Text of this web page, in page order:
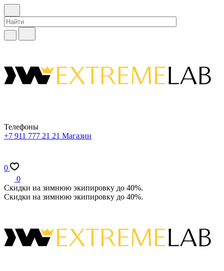
Телефоны
+7 911 777 21 21 Магазин
0
0
Скидки на зимнюю экипировку до 40%.
Скидки на зимнюю экипировку до 40%.